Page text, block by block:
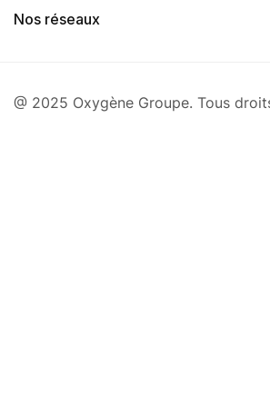
Nos réseaux
@ 2025 Oxygène Groupe. Tous